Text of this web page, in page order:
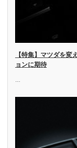
【特集】マツダを
ョンに期待